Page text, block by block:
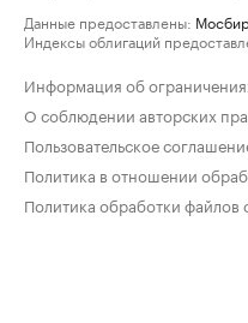
Данные предоставлены:
Индексы облигаций
Информация об
О соблюдении авторских
Пользовательское
Политика в отношении
Политика обработки файлов